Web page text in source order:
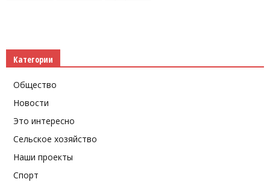
Категории
Общество
Новости
Это интересно
Сельское хозяйство
Наши проекты
Спорт